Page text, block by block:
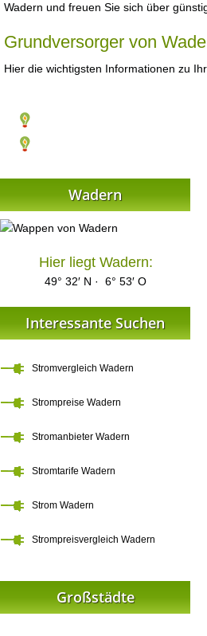
Wadern und freuen Sie sich über
Grundversorger von
Hier die wichtigsten Informationen zu
Wadern
Hier liegt Wadern:
49° 32′ N · 6° 53′ O
Interessante Suchen
Stromvergleich Wadern
Strompreise Wadern
Stromanbieter Wadern
Stromtarife Wadern
Strom Wadern
Strompreisvergleich Wadern
Großstädte